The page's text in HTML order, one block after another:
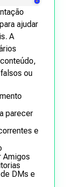
ajudar
A
ou
parecer
e
Amigos
DMs e